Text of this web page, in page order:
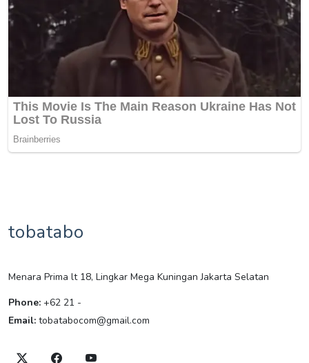
tobatabo
Menara Prima lt 18, Lingkar Mega Kuningan Jakarta Selatan
Phone: +62 21 -
Email: tobatabocom@gmail.com